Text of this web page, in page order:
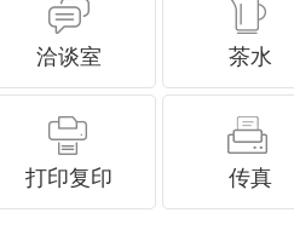
洽谈室 茶水
打印复印 传真